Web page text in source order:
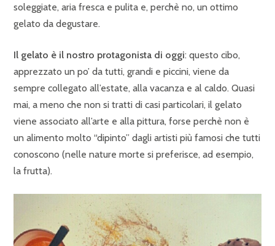
soleggiate, aria fresca e pulita e, perchè no, un ottimo
gelato da degustare.
Il gelato è il nostro protagonista di oggi: questo cibo,
apprezzato un po’ da tutti, grandi e piccini, viene da
sempre collegato all’estate, alla vacanza e al caldo. Quasi
mai, a meno che non si tratti di casi particolari, il gelato
viene associato all’arte e alla pittura, forse perchè non è
un alimento molto “dipinto” dagli artisti più famosi che tutti
conoscono (nelle nature morte si preferisce, ad esempio,
la frutta).